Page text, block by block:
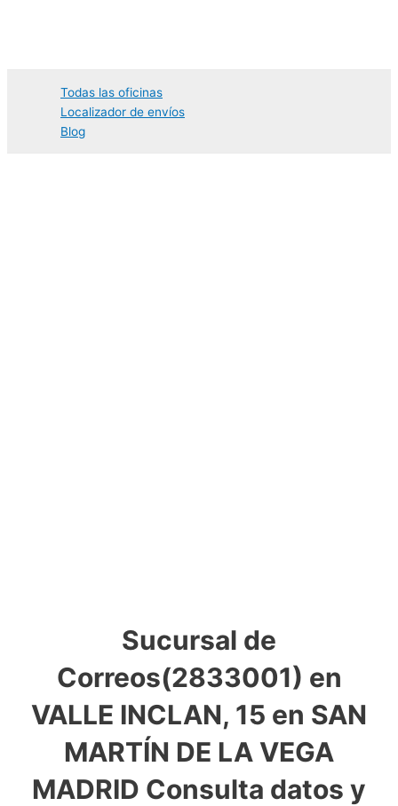
Todas las oficinas
Localizador de envíos
Blog
Sucursal de
Correos(2833001) en
VALLE INCLAN, 15 en SAN
MARTÍN DE LA VEGA
MADRID Consulta datos y